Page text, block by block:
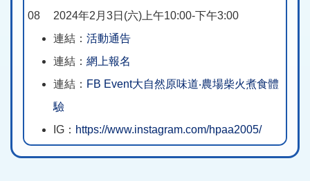
08
2024年2月3日(六)上午10:00-下午3:00
連結： 活動通告
連結： 網上報名
連結： FB Event大自然原味道‧農場柴火煮食體
驗
IG： https://www.instagram.com/hpaa2005/